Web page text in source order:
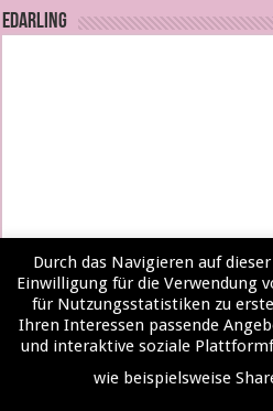
EDARLING
Durch das Navigieren auf
Einwilligung für die Verwendung
für Nutzungsstatistiken zu
Ihren Interessen passende
und interaktive soziale
wie beispielsweise